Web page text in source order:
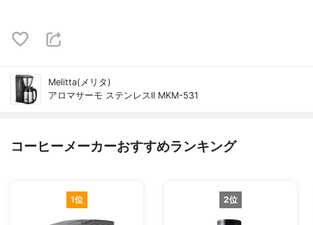
Melitta(メリタ)
アロマサーモ ステンレスII MKM-531
コーヒーメーカーおすすめランキング
1位 2位